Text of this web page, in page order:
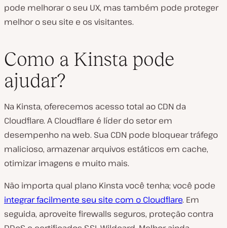
pode melhorar o seu UX, mas também pode proteger
melhor o seu site e os visitantes.
Como a Kinsta pode
ajudar?
Na Kinsta, oferecemos acesso total ao CDN da
Cloudflare. A Cloudflare é líder do setor em
desempenho na web. Sua CDN pode bloquear tráfego
malicioso, armazenar arquivos estáticos em cache,
otimizar imagens e muito mais.
Não importa qual plano Kinsta você tenha; você pode
integrar facilmente seu site com o Cloudflare. Em
seguida, aproveite firewalls seguros, proteção contra